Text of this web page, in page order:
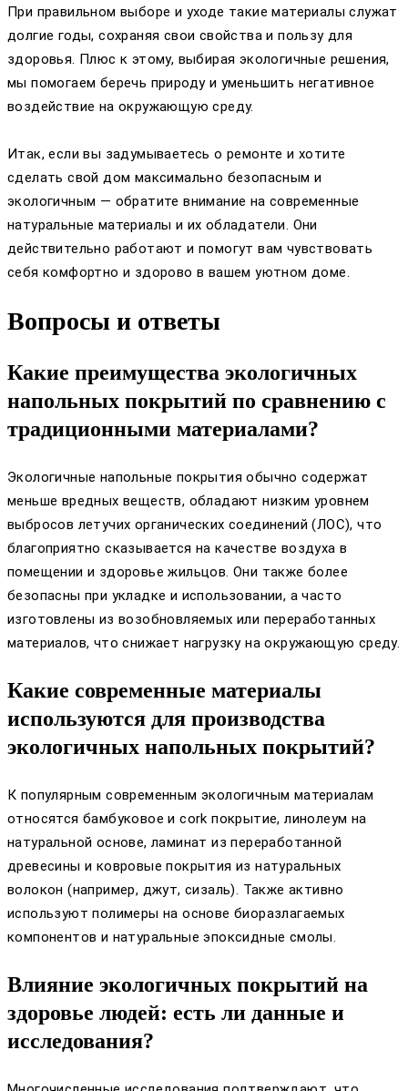
При правильном выборе и уходе такие материалы служат
долгие годы, сохраняя свои свойства и пользу для
здоровья. Плюс к этому, выбирая экологичные решения,
мы помогаем беречь природу и уменьшить негативное
воздействие на окружающую среду.
Итак, если вы задумываетесь о ремонте и хотите
сделать свой дом максимально безопасным и
экологичным — обратите внимание на современные
натуральные материалы и их обладатели. Они
действительно работают и помогут вам чувствовать
себя комфортно и здорово в вашем уютном доме.
Вопросы и ответы
Какие преимущества экологичных
напольных покрытий по сравнению с
традиционными материалами?
Экологичные напольные покрытия обычно содержат
меньше вредных веществ, обладают низким уровнем
выбросов летучих органических соединений (ЛОС), что
благоприятно сказывается на качестве воздуха в
помещении и здоровье жильцов. Они также более
безопасны при укладке и использовании, а часто
изготовлены из возобновляемых или переработанных
материалов, что снижает нагрузку на окружающую среду.
Какие современные материалы
используются для производства
экологичных напольных покрытий?
К популярным современным экологичным материалам
относятся бамбуковое и cork покрытие, линолеум на
натуральной основе, ламинат из переработанной
древесины и ковровые покрытия из натуральных
волокон (например, джут, сизаль). Также активно
используют полимеры на основе биоразлагаемых
компонентов и натуральные эпоксидные смолы.
Влияние экологичных покрытий на
здоровье людей: есть ли данные и
исследования?